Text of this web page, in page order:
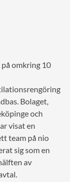
omkring 10
Bolaget,
och
visat en
team på nio
sig som en
av